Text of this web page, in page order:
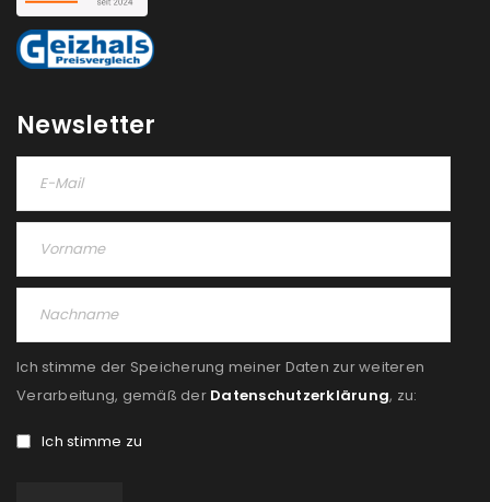
Ich stimme zu
Ja, ich möchte ein Kundenkonto eröffnen und
REGISTRIEREN
Newsletter
Ich stimme der Speicherung meiner Daten zur weiteren
Verarbeitung, gemäß der Datenschutzerklärung, zu:
Ich stimme zu